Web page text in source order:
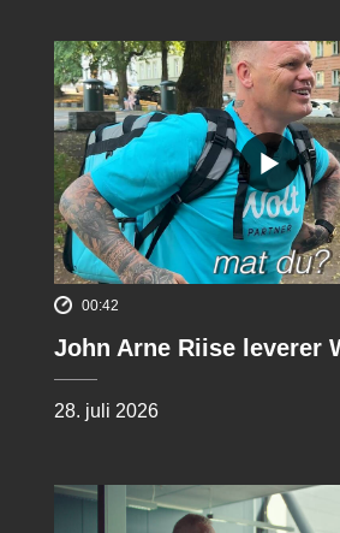
00:42
John Arne Riise leverer
28. juli 2026